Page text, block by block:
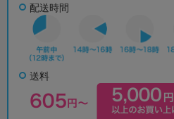
配送時間
送料